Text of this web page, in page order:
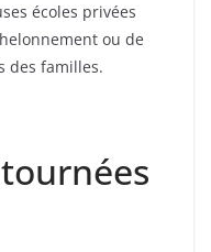
écoles privées
ou de
des familles.